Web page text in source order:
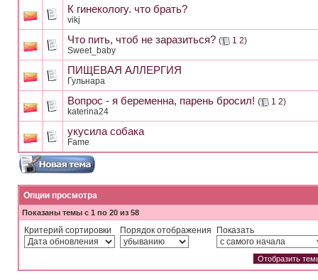
К гинекологу. что брать?
vikj
Что пить, чтоб не заразиться? ( 1 2)
Sweet_baby
ПИЩЕВАЯ АЛЛЕРГИЯ
Гульнара
Вопрос - я беременна, парень бросил! ( 1 2)
katerina24
укусила собака
Fame
Опции просмотра
Показаны темы с 1 по 20 из 58
Критерий сортировки Порядок отображения Показать